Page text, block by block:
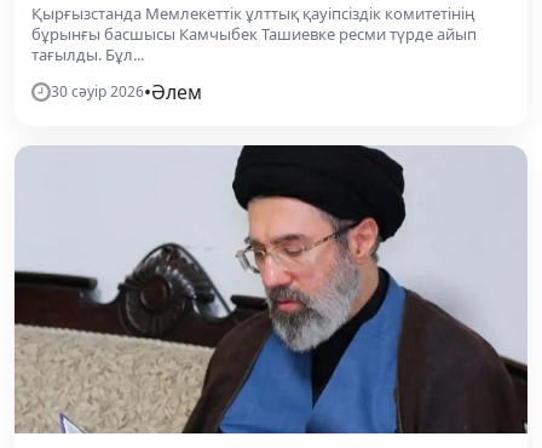
Қырғызстанда Мемлекеттік ұлттық қауіпсіздік комитетінің
бұрынғы басшысы Камчыбек Ташиевке ресми түрде айып
тағылды. Бұл...
30 сәуір 2026•Әлем